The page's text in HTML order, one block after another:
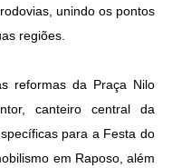
unindo os pontos
regiões.
reformas da Praça Nilo
canteiro central da
para a Festa do
em Raposo, além